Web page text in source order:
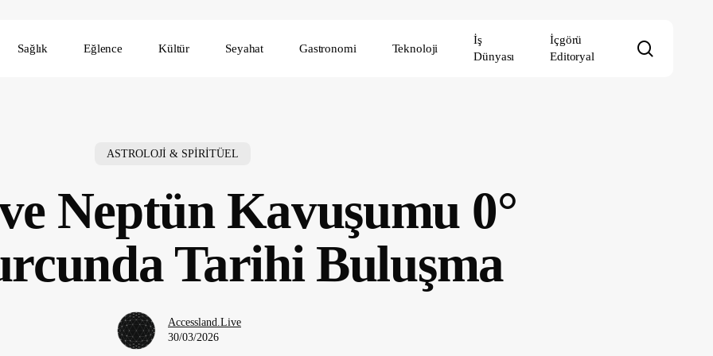
Sağlık Eğlence Kültür Seyahat Gastronomi Teknoloji
İş
Dünyası
İçgörü
Editoryal
ASTROLOJİ & SPİRİTÜEL
Neptün Kavuşumu 0°
Tarihi Buluşma
Accessland.Live
30/03/2026